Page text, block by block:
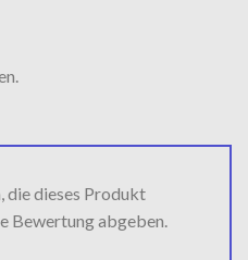
die dieses Produkt
Bewertung abgeben.